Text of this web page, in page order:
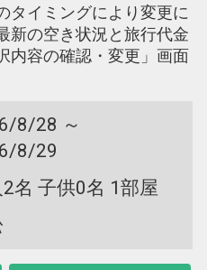
タイミングにより変更に
新の空き状況と旅行代金
内容の確認・変更」画面
8/28 ～
8/29
名 子供0名 1部屋